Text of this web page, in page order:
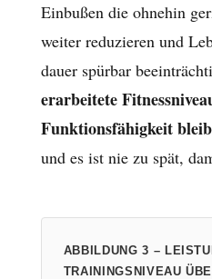
Einbußen die ohnehin
weiter reduzieren und
dauer spürbar
erarbeitete
Funktionsfähigkeit
und es ist nie zu spät,
ABBILDUNG 3 –
TRAININGSNIVEAU